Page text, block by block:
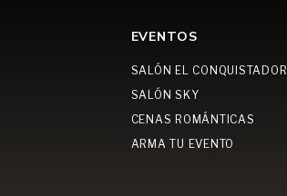
EVENTOS
SALÓN EL CONQUISTADOR
SALÓN SKY
CENAS ROMÁNTICAS
ARMA TU EVENTO